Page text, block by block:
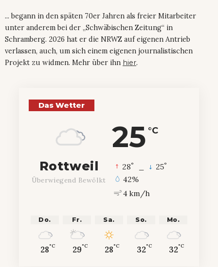
... begann in den späten 70er Jahren als freier Mitarbeiter
unter anderem bei der „Schwäbischen Zeitung“ in
Schramberg. 2026 hat er die NRWZ auf eigenen Antrieb
verlassen, auch, um sich einem eigenen journalistischen
Projekt zu widmen. Mehr über ihn hier.
Das Wetter
25 °C
Rottweil
Überwiegend Bewölkt
28° 25°
42%
4 km/h
Do.
28°C
Fr.
29°C
Sa.
28°C
So.
32°C
Mo.
32°C